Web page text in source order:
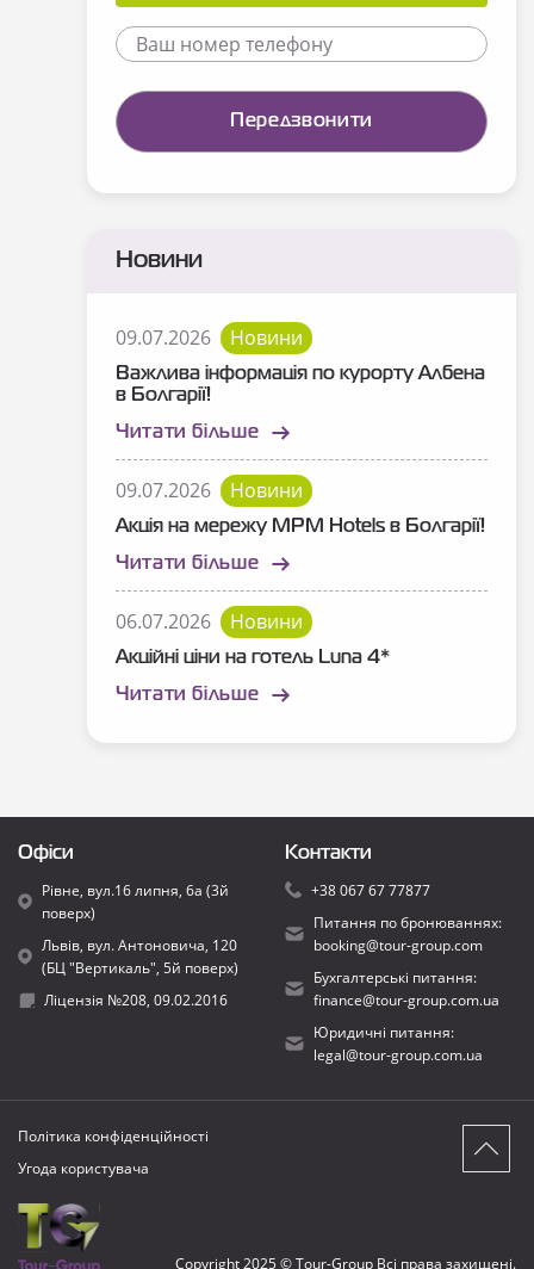
Новини
09.07.2026 Новини
Важлива інформація по курорту Албена
в Болгарії!
Читати більше
09.07.2026 Новини
Акція на мережу MPM Hotels в Болгарії!
Читати більше
06.07.2026 Новини
Акційні ціни на готель Luna 4*
Читати більше
Офіси
Рівне, вул.16 липня, 6а (3й
поверх)
Львів, вул. Антоновича, 120
(БЦ "Вертикаль", 5й поверх)
Ліцензія №208, 09.02.2016
Контакти
+38 067 67 77877
Питання по бронюваннях:
booking@tour-group.com
Бухгалтерські питання:
finance@tour-group.com.ua
Юридичні питання:
legal@tour-group.com.ua
Copyright 2025 © Tour-Group Всі права захищені.
Політика конфіденційності
Угода користувача